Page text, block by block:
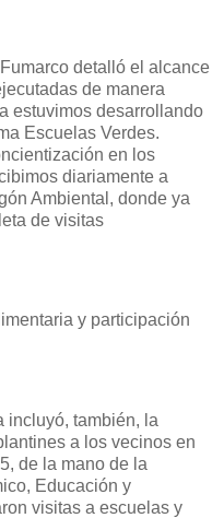
detalló el alcance
de manera
estuvimos desarrollando
Escuelas Verdes.
en los
diariamente a
Ambiental, donde ya
de visitas
y participación
incluyó, también, la
a los vecinos en
de la mano de la
Educación y
visitas a escuelas y